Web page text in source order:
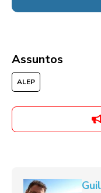
Assuntos
ALEP